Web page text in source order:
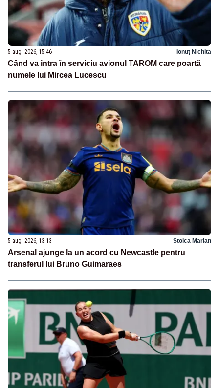
5 aug. 2026, 15:46 Ionuț Nichita
Când va intra în serviciu avionul TAROM care poartă
numele lui Mircea Lucescu
5 aug. 2026, 13:13 Stoica Marian
Arsenal ajunge la un acord cu Newcastle pentru
transferul lui Bruno Guimaraes